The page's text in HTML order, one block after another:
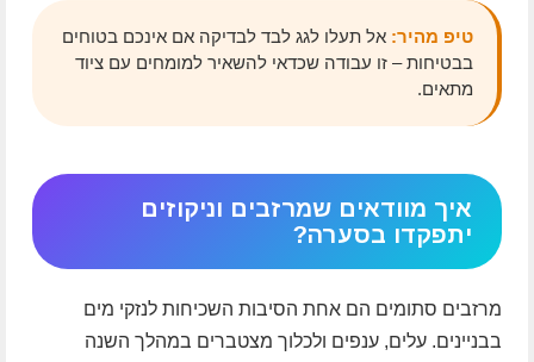
טיפ מהיר: אל תעלו לגג לבד לבדיקה אם אינכם בטוחים
בבטיחות – זו עבודה שכדאי להשאיר למומחים עם ציוד
מתאים.
איך מוודאים שמרזבים וניקוזים
יתפקדו בסערה?
מרזבים סתומים הם אחת הסיבות השכיחות לנזקי מים
בבניינים. עלים, ענפים ולכלוך מצטברים במהלך השנה